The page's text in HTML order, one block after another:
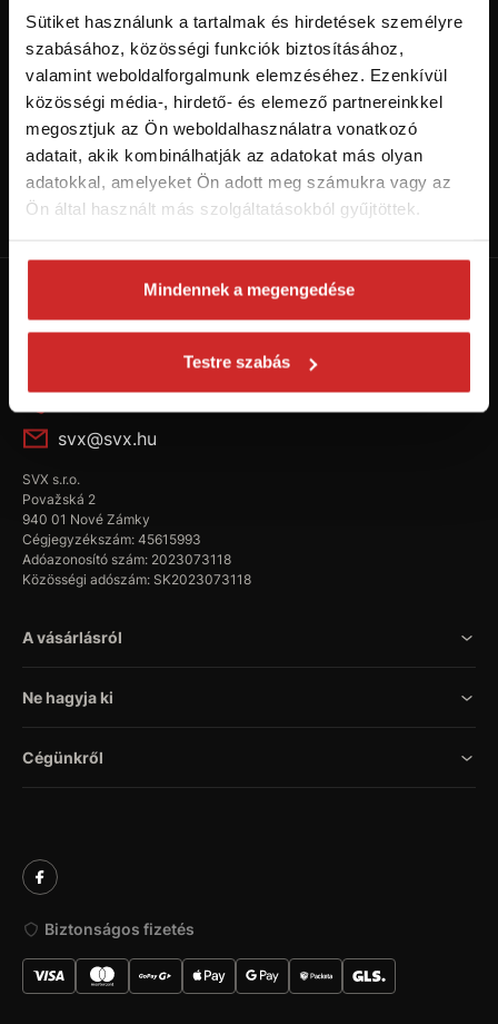
Sütiket használunk a tartalmak és hirdetések személyre
szabásához, közösségi funkciók biztosításához,
valamint weboldalforgalmunk elemzéséhez. Ezenkívül
közösségi média-, hirdető- és elemező partnereinkkel
megosztjuk az Ön weboldalhasználatra vonatkozó
adatait, akik kombinálhatják az adatokat más olyan
adatokkal, amelyeket Ön adott meg számukra vagy az
Ön által használt más szolgáltatásokból gyűjtöttek.
Mindennek a megengedése
Testre szabás
Kövess minket a Youtube-on!
Váltás SVX csatornára
svx@svx.hu
SVX s.r.o.
Považská 2
940 01 Nové Zámky
Cégjegyzékszám: 45615993
Adóazonosító szám: 2023073118
Közösségi adószám: SK2023073118
A vásárlásról
Ne hagyja ki
Cégünkről
Biztonságos fizetés